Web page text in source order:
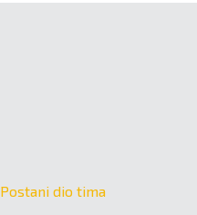
Postani dio tima